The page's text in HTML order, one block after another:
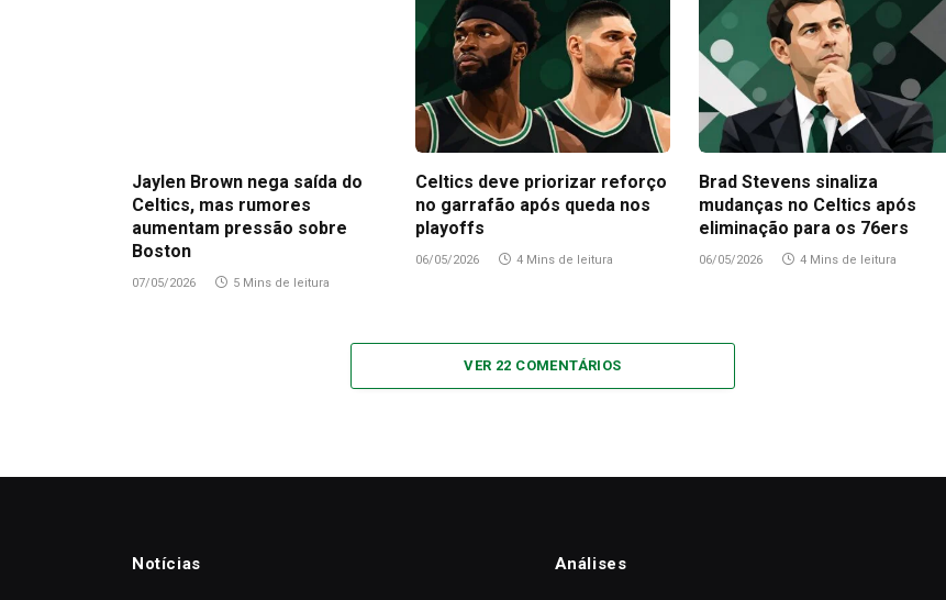
Jaylen Brown nega saída do
Celtics, mas rumores
aumentam pressão sobre
Boston
07/05/2026 5 Mins de leitura
Celtics deve priorizar reforço
no garrafão após queda nos
playoffs
06/05/2026 4 Mins de leitura
Brad Stevens sinaliza
mudanças no Celtics após
eliminação para os 76ers
06/05/2026 4 Mins de leitura
VER 22 COMENTÁRIOS
Notícias Análises